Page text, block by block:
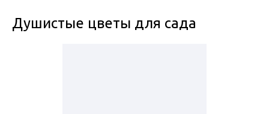
Душистые цветы для сада